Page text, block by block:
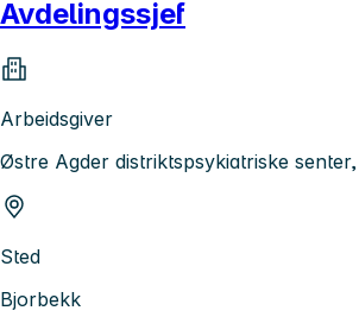
Avdelingssjef
Arbeidsgiver
Østre Agder distriktspsykiatriske
Sted
Bjorbekk